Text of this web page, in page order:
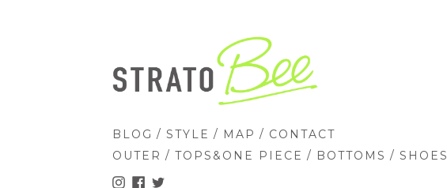
BLOG / STYLE / MAP / CONTACT
OUTER / TOPS&ONE PIECE / BOTTOMS / SHOES